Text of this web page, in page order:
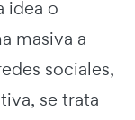
idea o
masiva a
sociales,
se trata